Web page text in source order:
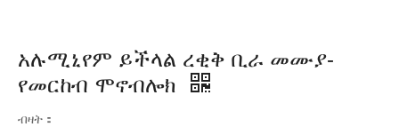
አሉሚኒየም ይችላል ረቂቅ ቢራ መሙያ-
የመርከብ ሞኖብሎክ
ብዛት：